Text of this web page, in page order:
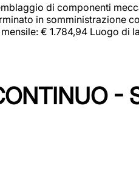
di componenti
in somministrazione
€ 1.784,94 Luogo di
-